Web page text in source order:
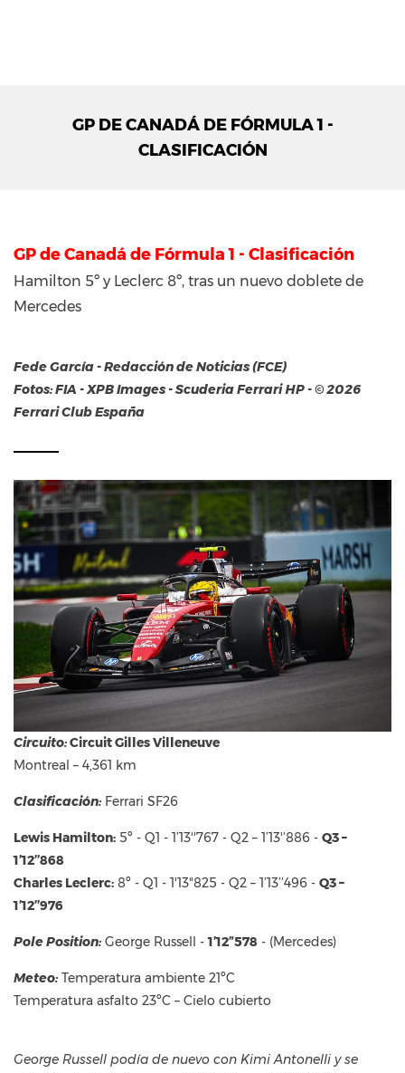
GP DE CANADÁ DE FÓRMULA 1 -
CLASIFICACIÓN
GP de Canadá de Fórmula 1 - Clasificación
Hamilton 5º y Leclerc 8º, tras un nuevo doblete de
Mercedes
Fede García - Redacción de Noticias (FCE)
Fotos: FIA - XPB Images - Scuderia Ferrari HP - © 2026
Ferrari Club España
Circuito:Circuit Gilles Villeneuve
Montreal – 4,361 km
Clasificación: Ferrari SF26
Lewis Hamilton: 5º - Q1 - 1’13''767 - Q2 – 1’13'’886 - Q3 –
1’12’’868
Charles Leclerc: 8º - Q1 - 1'13"825 - Q2 – 1’13’’496 - Q3 –
1’12’’976
Pole Position: George Russell -1’12”578 - (Mercedes)
Meteo: Temperatura ambiente 21ºC
Temperatura asfalto 23ºC – Cielo cubierto
George Russell podía de nuevo con Kimi Antonelli y se